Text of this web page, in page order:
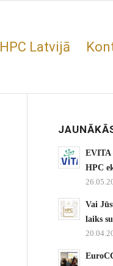
HPC Latvijā
EVITA
HPC
Vai
laiks